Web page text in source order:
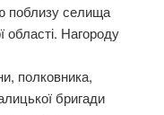
поблизу селища
області. Нагороду
полковника,
бригади